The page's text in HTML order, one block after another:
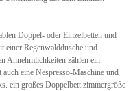
Doppel- oder Einzelbetten und
einer Regenwalddusche und
Annehmlichkeiten zählen ein
eine Nespresso-Maschine und
ein großes Doppelbett zimmergröße